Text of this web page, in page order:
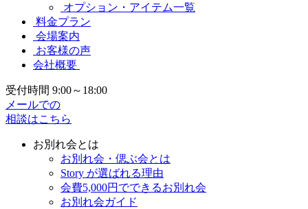
オプション・アイテム一覧
料金プラン
会場案内
お客様の声
会社概要
受付時間 9:00～18:00
メールでの
相談はこちら
お別れ会とは
お別れ会・偲ぶ会とは
Story が選ばれる理由
会費5,000円でできるお別れ会
お別れ会ガイド